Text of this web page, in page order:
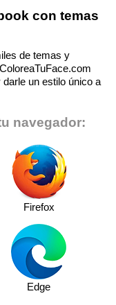
con temas
de temas y
un estilo único a
navegador:
Firefox
Edge